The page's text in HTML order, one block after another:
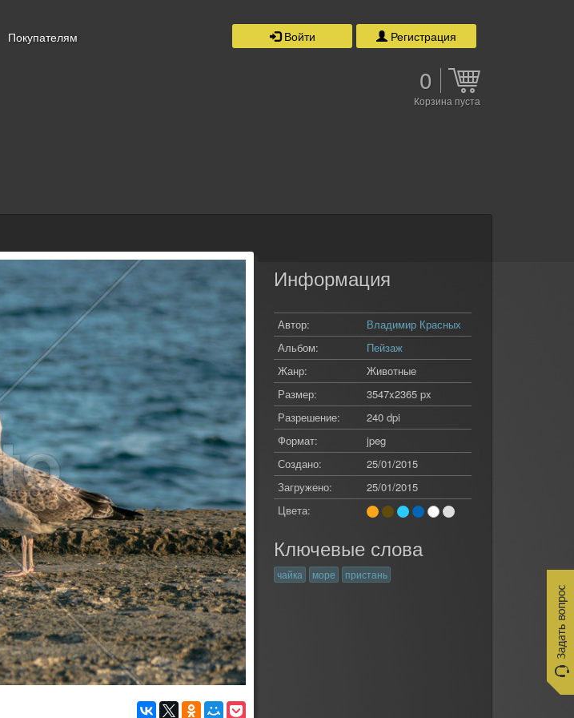
Покупателям Войти Регистрация
0
Корзина пуста
Информация
Автор:
Владимир Красных
Альбом:
Пейзаж
Жанр:
Животные
Размер:
3547x2365 px
Разрешение:
240 dpi
Формат:
jpeg
Создано:
25/01/2015
Загружено:
25/01/2015
Цвета:
Ключевые слова
чайка море пристань